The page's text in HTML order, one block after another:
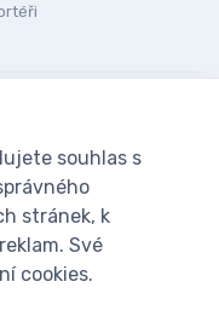
souhlas s
stránek, k
Své
cookies.